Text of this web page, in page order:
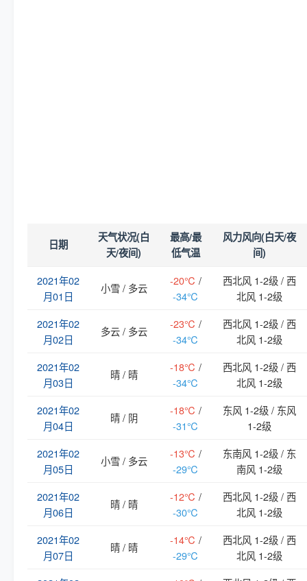
日期
天气状况(白
天/夜间)
最高/最
低气温
风力风向(白天/夜
间)
2021年02
月01日
小雪 / 多云
-20℃ /
-34℃
西北风 1-2级 / 西
北风 1-2级
2021年02
月02日
多云 / 多云
-23℃ /
-34℃
西北风 1-2级 / 西
北风 1-2级
2021年02
月03日
晴 / 晴
-18℃ /
-34℃
西北风 1-2级 / 西
北风 1-2级
2021年02
月04日
晴 / 阴
-18℃ /
-31℃
东风 1-2级 / 东风
1-2级
2021年02
月05日
小雪 / 多云
-13℃ /
-29℃
东南风 1-2级 / 东
南风 1-2级
2021年02
月06日
晴 / 晴
-12℃ /
-30℃
西北风 1-2级 / 西
北风 1-2级
2021年02
月07日
晴 / 晴
-14℃ /
-29℃
西北风 1-2级 / 西
北风 1-2级